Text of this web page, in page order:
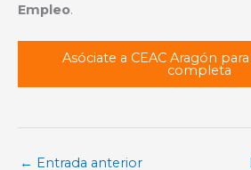
Empleo.
Asóciate a CEAC Aragón
completa
← Entrada anterior